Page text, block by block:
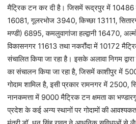
मैट्रिक टन कर दी है। जिसमें रूद्रपुर में 10486
16081, गूलरभोज 3940, किच्छा 13111,
मण्डी) 6895, कमलुवागांजा हल्द्वानी 16470,
विकासनगर 11613 तथा नकरौंदा में 10172
संचालित किया जा रहा है। इसके अलावा निगम
का संचालन किया जा रहा है, जिसमें काशीपुर में
गोदाम शामिल है, इसी प्रकार रामनगर में 2500,
नानकमत्ता में 9000 मैट्रिक टन क्षमता का
प्रदेश के कई अन्य स्थानों पर गोदामों की